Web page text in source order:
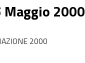
Maggio 2000
2000